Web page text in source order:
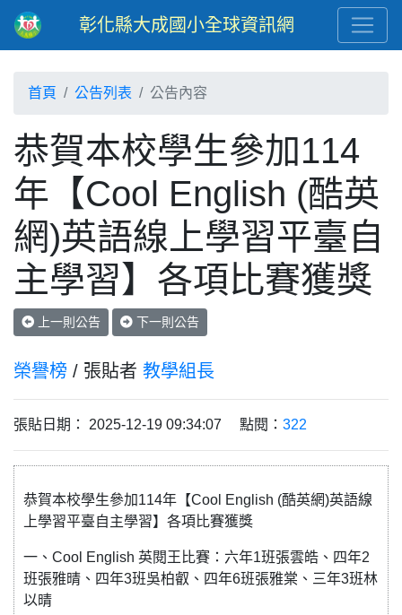
彰化縣大成國小全球資訊網
首頁 公告列表 公告內容
恭賀本校學生參加114
年【Cool English (酷英
網)英語線上學習平臺自
主學習】各項比賽獲獎
上一則公告 下一則公告
榮譽榜 / 張貼者 教學組長
張貼日期： 2025-12-19 09:34:07 點閱： 322
恭賀本校學生參加114年【Cool English (酷英網)英語線
上學習平臺自主學習】各項比賽獲獎
一、Cool English 英閱王比賽：六年1班張雲皓、四年2
班張雅晴、四年3班吳柏叡、四年6班張雅棠、三年3班林
以晴